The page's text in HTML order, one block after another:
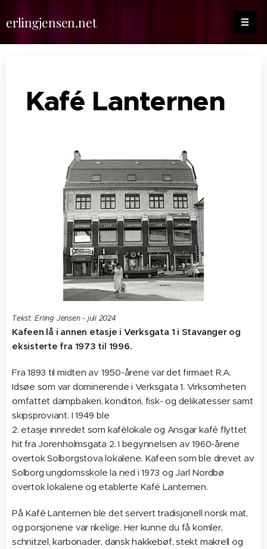
erlingjensen.net
Kafé Lanternen
Tekst: Erling Jensen - juli 2024
Kafeen lå i annen etasje i Verksgata 1 i Stavanger og
eksisterte fra 1973 til 1996.
Fra 1893 til midten av 1950-årene var det firmaet R.A.
Idsøe som var dominerende i Verksgata 1. Virksomheten
omfattet dampbakeri, konditori, fisk- og delikatesser samt
skipsproviant. I 1949 ble
2. etasje innredet som kafélokale og Ansgar kafé flyttet
hit fra Jorenholmsgata 2. I begynnelsen av 1960-årene
overtok Solborgstova lokalene. Kafeen som ble drevet av
Solborg ungdomsskole la ned i 1973 og Jarl Nordbø
overtok lokalene og etablerte Kafé Lanternen.
På Kafé Lanternen ble det servert tradisjonell norsk mat,
og porsjonene var rikelige. Her kunne du få komler,
schnitzel, karbonader, dansk hakkebøf, stekt makrell og